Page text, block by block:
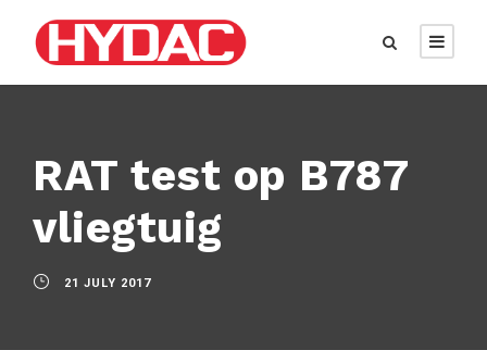
RAT test op B787
vliegtuig
21 JULY 2017